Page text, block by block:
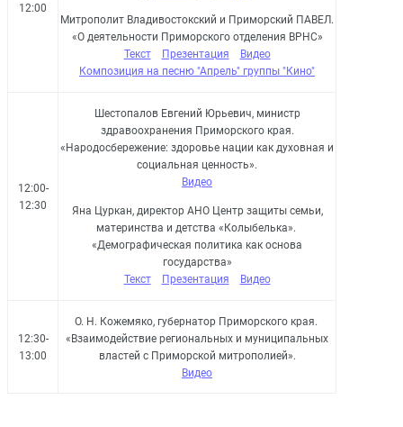
12:00
Митрополит Владивостокский и Приморский ПАВЕЛ.
«О деятельности Приморского отделения ВРНС»
Текст
Презентация
Видео
Композиция на песню "Апрель" группы "Кино"
12:00-
12:30
Шестопалов Евгений Юрьевич, министр
здравоохранения Приморского края.
«Народосбережение: здоровье нации как духовная и
социальная ценность».
Видео
Яна Цуркан, директор АНО Центр защиты семьи,
материнства и детства «Колыбелька».
«Демографическая политика как основа
государства»
Текст
Презентация Видео
12:30-
13:00
О. Н. Кожемяко, губернатор Приморского края.
«Взаимодействие региональных и муниципальных
властей с Приморской митрополией».
Видео